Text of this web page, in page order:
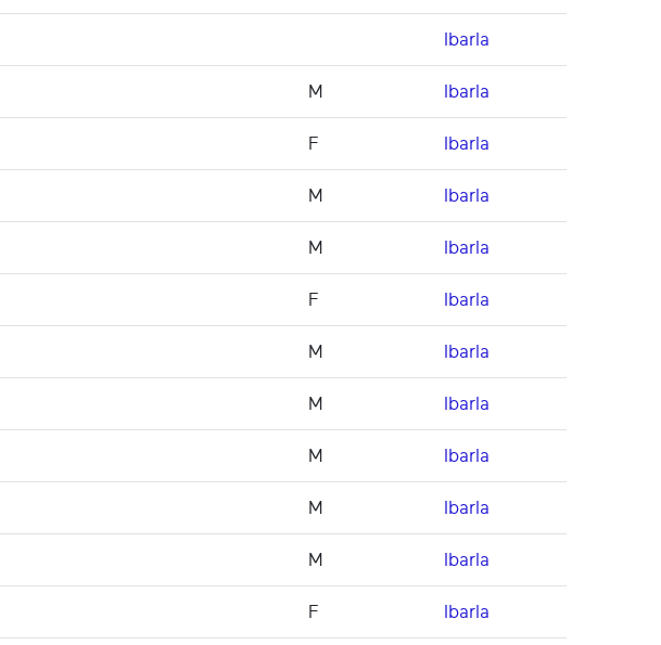
Ibarla
M Ibarla
F Ibarla
M Ibarla
M Ibarla
F Ibarla
M Ibarla
M Ibarla
M Ibarla
M Ibarla
M Ibarla
F Ibarla